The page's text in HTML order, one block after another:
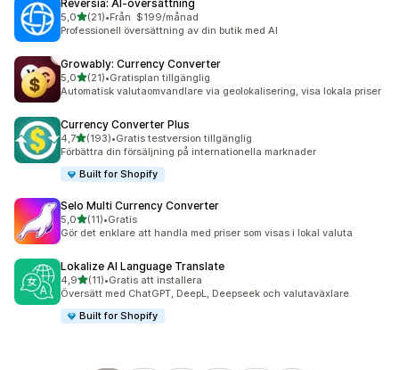
Reversia: AI‑översättning
5,0av 5 stjärnor
(21)
21 recensioner totalt
•Från $199/månad
Professionell översättning av din butik med AI
Growably: Currency Converter
5,0av 5 stjärnor
(21)
21 recensioner totalt
•Gratisplan tillgänglig
Automatisk valutaomvandlare via geolokalisering, visa lokala priser
Currency Converter Plus
4,7av 5 stjärnor
(193)
193 recensioner totalt
•Gratis testversion tillgänglig
Förbättra din försäljning på internationella marknader
Built for Shopify
Selo Multi Currency Converter
5,0av 5 stjärnor
(11)
11 recensioner totalt
•Gratis
Gör det enklare att handla med priser som visas i lokal valuta
Lokalize AI Language Translate
4,9av 5 stjärnor
(11)
11 recensioner totalt
•Gratis att installera
Översätt med ChatGPT, DeepL, Deepseek och valutaväxlare.
Built for Shopify